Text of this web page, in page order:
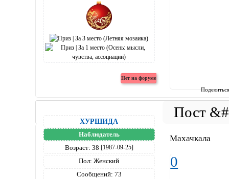
ХУРШИДА
Наблюдатель
Возраст: 38 [1987-09-25]
Пол: Женский
Сообщений: 73
Махачкала
0